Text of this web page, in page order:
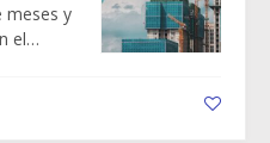
meses y
el…